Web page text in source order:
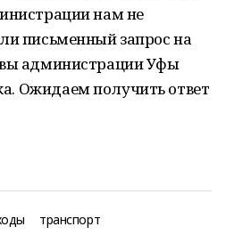
нам не
письменный запрос на
администрации Уфы
Ожидаем получить ответ
транспорт